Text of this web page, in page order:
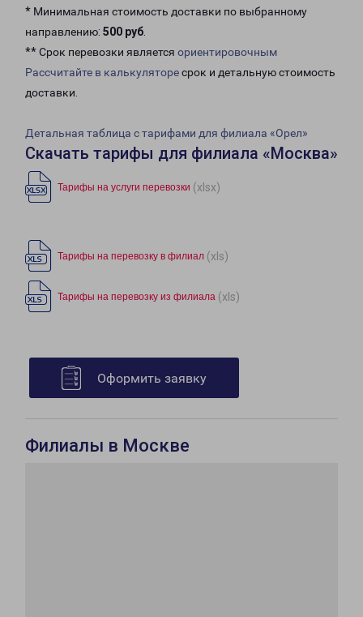
* Минимальная стоимость доставки по выбранному
направлению: 500 руб.
** Срок перевозки является ориентировочным
Рассчитайте в калькуляторесрок и детальную стоимость
доставки.
Детальная таблица с тарифами для филиала «Орел»
Скачать тарифы для филиала «Москва»
Тарифы на услуги перевозки (xlsx)
Тарифы на перевозку в филиал (xls)
Тарифы на перевозку из филиала (xls)
Оформить заявку
Филиалы в Москве